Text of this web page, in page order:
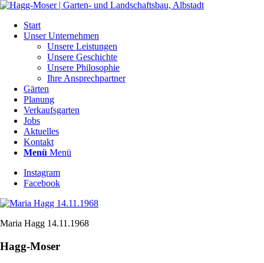
Start
Unser Unternehmen
Unsere Leistungen
Unsere Geschichte
Unsere Philosophie
Ihre Ansprechpartner
Gärten
Planung
Verkaufsgarten
Jobs
Aktuelles
Kontakt
Menü Menü
Instagram
Facebook
Maria Hagg 14.11.1968
Hagg-Moser